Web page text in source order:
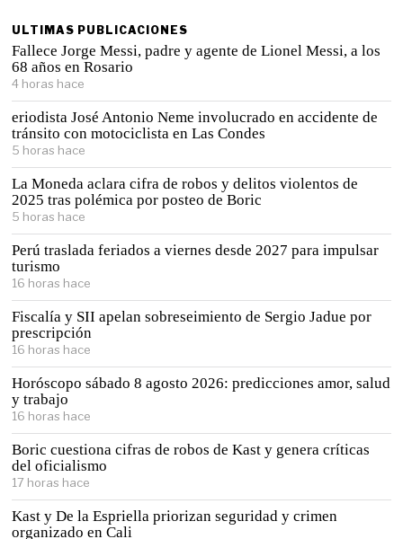
ULTIMAS PUBLICACIONES
Fallece Jorge Messi, padre y agente de Lionel Messi, a los
68 años en Rosario
4 horas hace
eriodista José Antonio Neme involucrado en accidente de
tránsito con motociclista en Las Condes
5 horas hace
La Moneda aclara cifra de robos y delitos violentos de
2025 tras polémica por posteo de Boric
5 horas hace
Perú traslada feriados a viernes desde 2027 para impulsar
turismo
16 horas hace
Fiscalía y SII apelan sobreseimiento de Sergio Jadue por
prescripción
16 horas hace
Horóscopo sábado 8 agosto 2026: predicciones amor, salud
y trabajo
16 horas hace
Boric cuestiona cifras de robos de Kast y genera críticas
del oficialismo
17 horas hace
Kast y De la Espriella priorizan seguridad y crimen
organizado en Cali